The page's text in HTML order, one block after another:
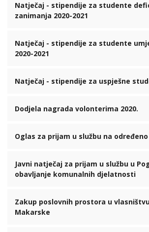
Natječaj - stipendije za studente
zanimanja 2020-2021
Natječaj - stipendije za studente
2020-2021
Natječaj - stipendije za uspješne
Dodjela nagrada volonterima 2020.
Oglas za prijam u službu na
Javni natječaj za prijam u službu u
obavljanje komunalnih djelatnosti
Zakup poslovnih prostora u
Makarske